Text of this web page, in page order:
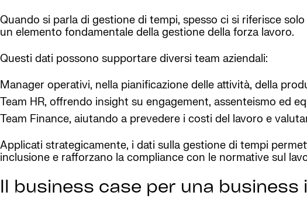
Quando si parla di gestione di tempi, spesso ci si riferisce
un elemento fondamentale della gestione della forza lavoro.
Questi dati possono supportare diversi team aziendali:
Manager operativi, nella pianificazione delle attività, della
Team HR, offrendo insight su engagement, assenteismo ed
Team Finance, aiutando a prevedere i costi del lavoro e
Applicati strategicamente, i dati sulla gestione di tempi
inclusione e rafforzano la compliance con le normative sul
Il business case per una